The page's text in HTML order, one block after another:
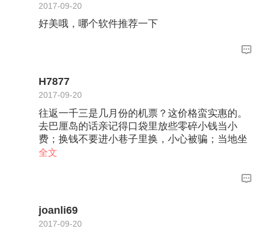
2017-09-20
好美哦，哪个软件推荐一下
H7877
2017-09-20
往返一千三是几月份的机票？这价格蛮实惠的。
去巴厘岛的话亲记得口袋里放些零碎小钱当小
费；换钱不要进小巷子里换，小心被骗；当地坐
出租车比较贵，可以选择包车或当地一日游活
水。当地人还是非常友好和热情的，祝亲玩的愉
全文
joanli69
2017-09-20